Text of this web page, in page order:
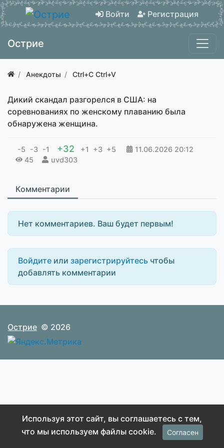
Войти Регистрация
Острие
Анекдоты Ctrl+C Ctrl+V
Дикий скандал разгорелся в США: на
соревнованиях по женскому плаванию была
обнаружена женщина.
-5 -3 -1 +32 +1 +3 +5 11.06.2026 20:12
45
uvd303
Комментарии
Нет комментариев. Ваш будет первым!
Войдите или зарегистрируйтесь чтобы
добавлять комментарии
Острие © 2026
Используя этот сайт, вы соглашаетесь с тем,
что мы используем файлы cookie.
Согласен